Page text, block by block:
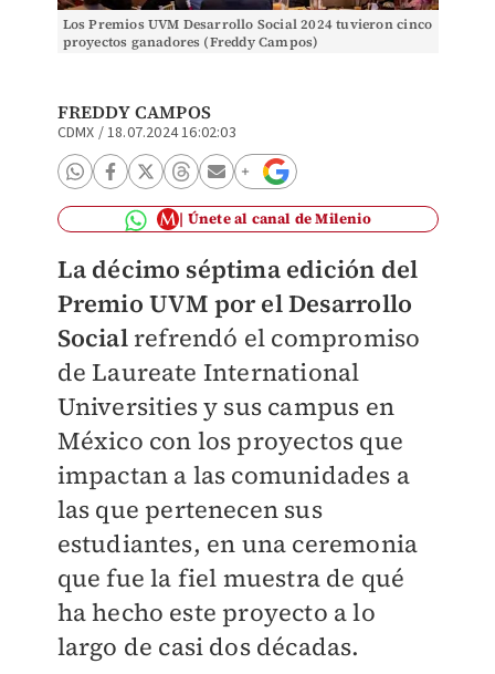
Los Premios UVM Desarrollo Social 2024 tuvieron cinco
proyectos ganadores (Freddy Campos)
FREDDY CAMPOS
CDMX /18.07.2024 16:02:03
Únete al canal de Milenio
La décimo séptima edición del
Premio UVM por el Desarrollo
Socialrefrendó el compromiso
de Laureate International
Universities y sus campus en
México con los proyectos que
impactan a las comunidades a
las que pertenecen sus
estudiantes, en una ceremonia
que fue la fiel muestra de qué
ha hecho este proyecto a lo
largo de casi dos décadas.